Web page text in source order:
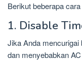
Berikut beberapa
1. Disable
Jika Anda mencurigai
dan menyebabkan